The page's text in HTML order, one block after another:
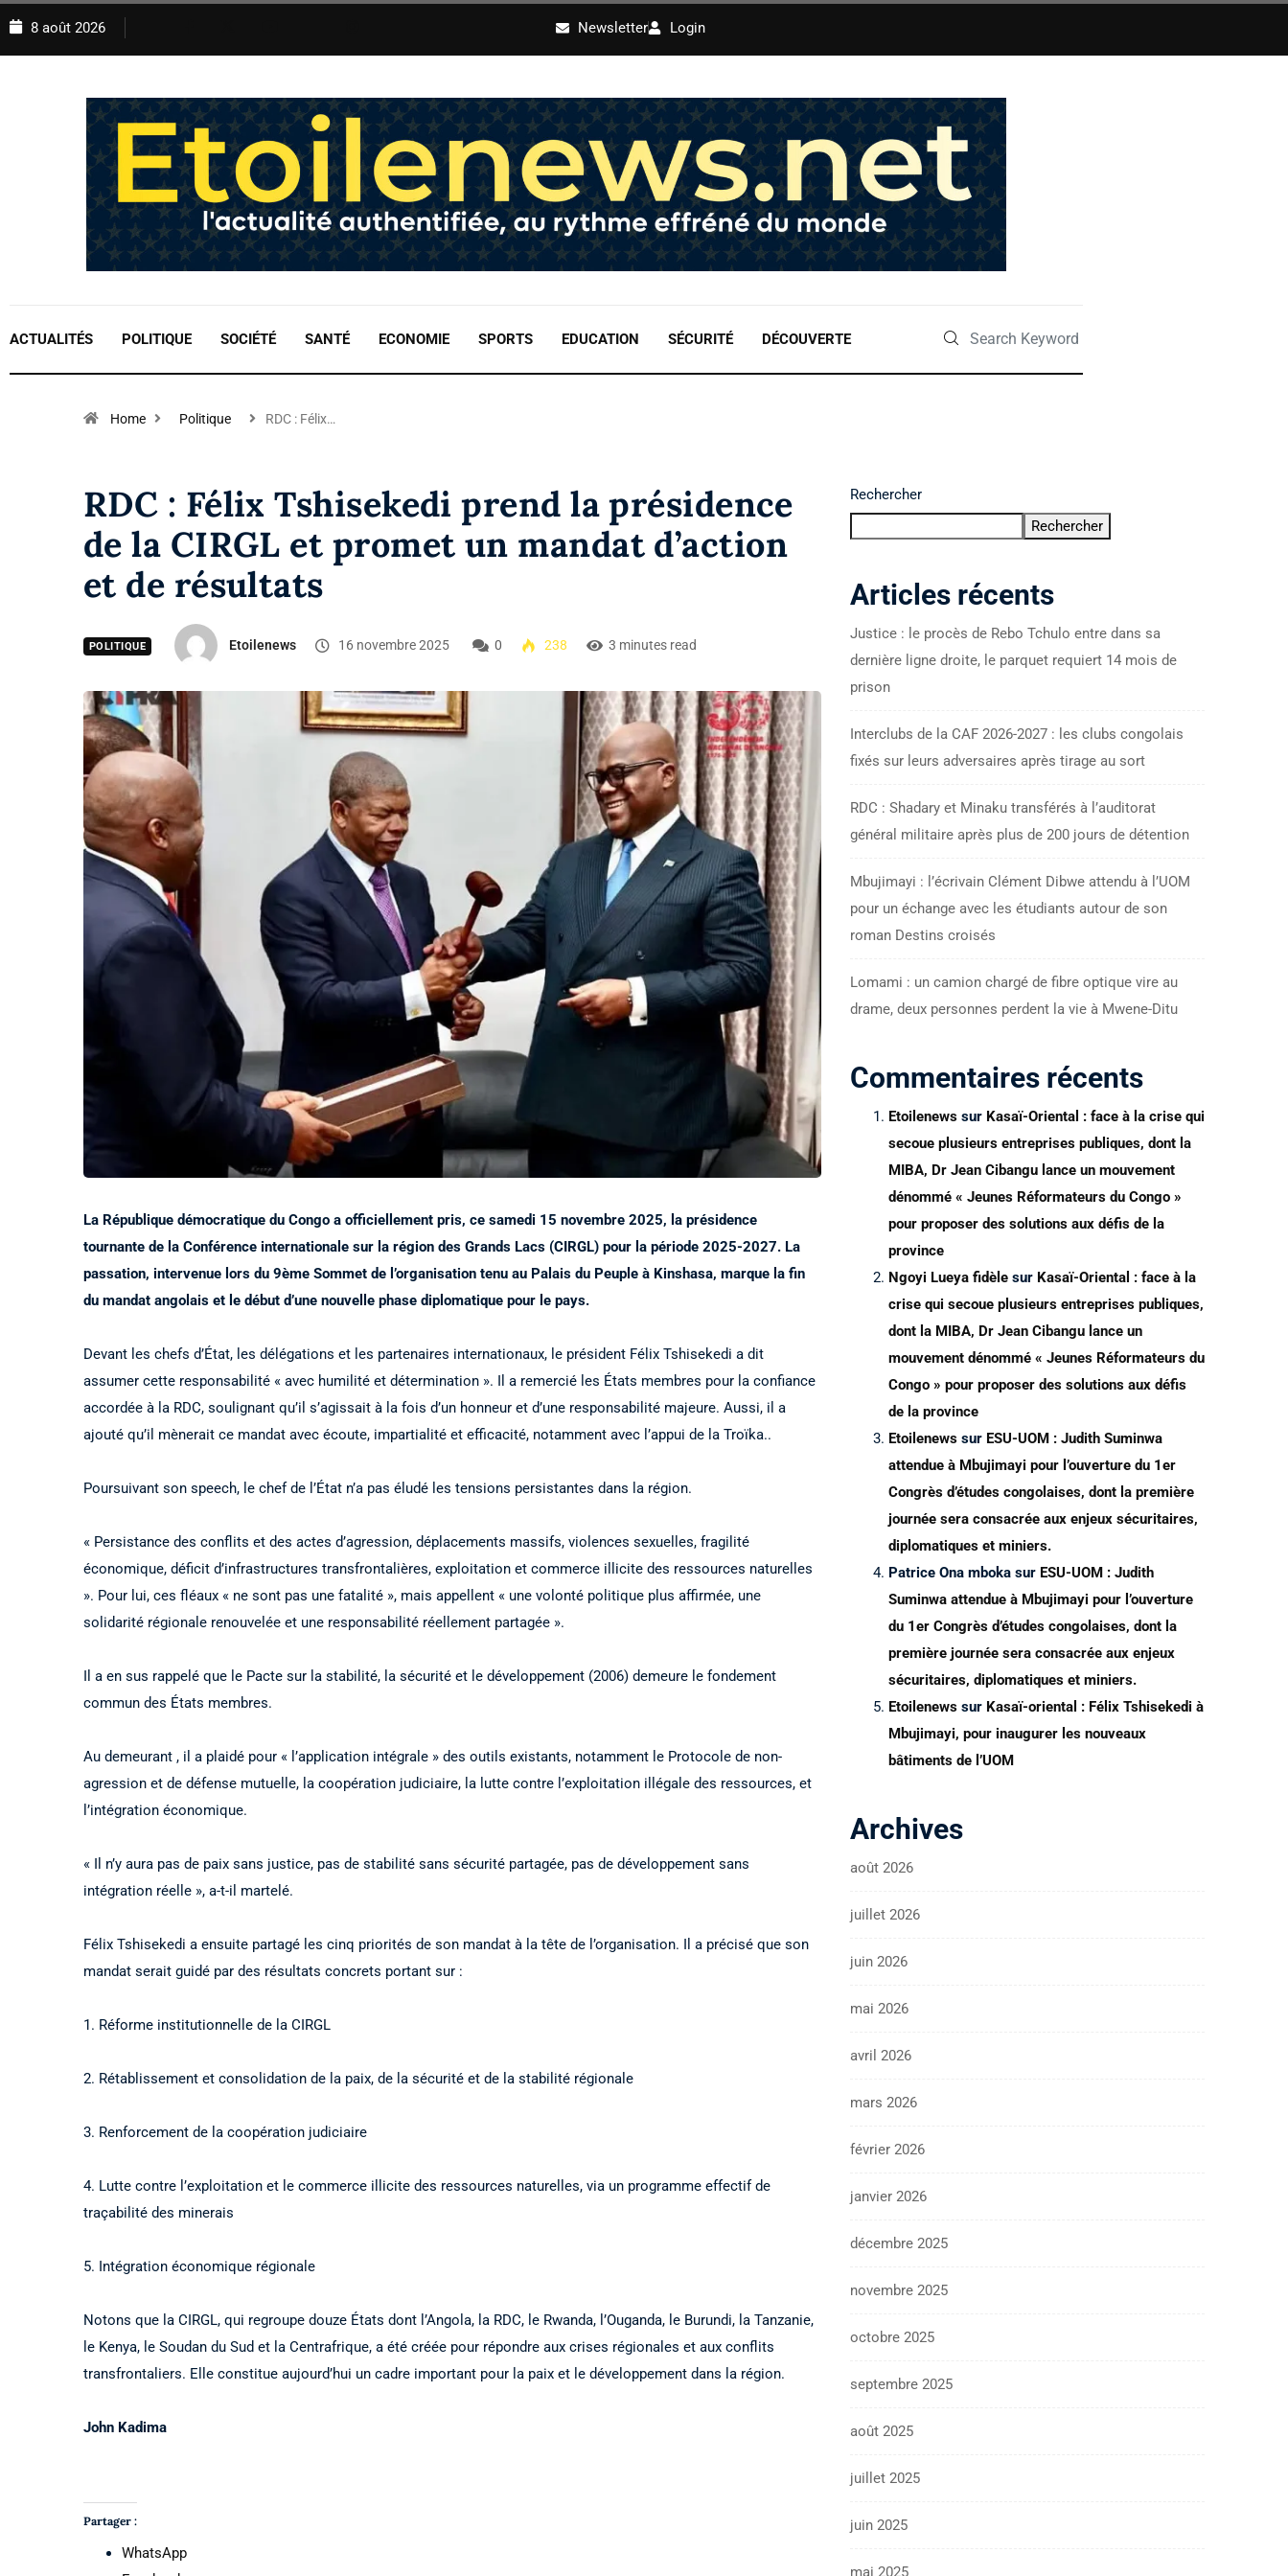
8 août 2026 Newsletter Login
ACTUALITÉS POLITIQUE SOCIÉTÉ SANTÉ ECONOMIE SPORTS EDUCATION SÉCURITÉ DÉCOUVERTE
Home Politique RDC : Félix…
RDC : Félix Tshisekedi prend la présidence
de la CIRGL et promet un mandat d’action
et de résultats
POLITIQUE Etoilenews 16 novembre 2025 0 238 3 minutes read
La République démocratique du Congo a officiellement pris, ce samedi 15 novembre 2025, la présidence
tournante de la Conférence internationale sur la région des Grands Lacs (CIRGL) pour la période 2025-2027. La
passation, intervenue lors du 9ème Sommet de l’organisation tenu au Palais du Peuple à Kinshasa, marque la fin
du mandat angolais et le début d’une nouvelle phase diplomatique pour le pays.
Devant les chefs d’État, les délégations et les partenaires internationaux, le président Félix Tshisekedi a dit
assumer cette responsabilité « avec humilité et détermination ». Il a remercié les États membres pour la confiance
accordée à la RDC, soulignant qu’il s’agissait à la fois d’un honneur et d’une responsabilité majeure. Aussi, il a
ajouté qu’il mènerait ce mandat avec écoute, impartialité et efficacité, notamment avec l’appui de la Troïka..
Poursuivant son speech, le chef de l’État n’a pas éludé les tensions persistantes dans la région.
« Persistance des conflits et des actes d’agression, déplacements massifs, violences sexuelles, fragilité
économique, déficit d’infrastructures transfrontalières, exploitation et commerce illicite des ressources naturelles
». Pour lui, ces fléaux « ne sont pas une fatalité », mais appellent « une volonté politique plus affirmée, une
solidarité régionale renouvelée et une responsabilité réellement partagée ».
Il a en sus rappelé que le Pacte sur la stabilité, la sécurité et le développement (2006) demeure le fondement
commun des États membres.
Au demeurant , il a plaidé pour « l’application intégrale » des outils existants, notamment le Protocole de non-
agression et de défense mutuelle, la coopération judiciaire, la lutte contre l’exploitation illégale des ressources, et
l’intégration économique.
« Il n’y aura pas de paix sans justice, pas de stabilité sans sécurité partagée, pas de développement sans
intégration réelle », a-t-il martelé.
Félix Tshisekedi a ensuite partagé les cinq priorités de son mandat à la tête de l’organisation. Il a précisé que son
mandat serait guidé par des résultats concrets portant sur :
1. Réforme institutionnelle de la CIRGL
2. Rétablissement et consolidation de la paix, de la sécurité et de la stabilité régionale
3. Renforcement de la coopération judiciaire
4. Lutte contre l’exploitation et le commerce illicite des ressources naturelles, via un programme effectif de
traçabilité des minerais
5. Intégration économique régionale
Notons que la CIRGL, qui regroupe douze États dont l’Angola, la RDC, le Rwanda, l’Ouganda, le Burundi, la Tanzanie,
le Kenya, le Soudan du Sud et la Centrafrique, a été créée pour répondre aux crises régionales et aux conflits
transfrontaliers. Elle constitue aujourd’hui un cadre important pour la paix et le développement dans la région.
John Kadima
Partager :
WhatsApp
Rechercher
Rechercher
Articles récents
Justice : le procès de Rebo Tchulo entre dans sa
dernière ligne droite, le parquet requiert 14 mois de
prison
Interclubs de la CAF 2026-2027 : les clubs congolais
fixés sur leurs adversaires après tirage au sort
RDC : Shadary et Minaku transférés à l’auditorat
général militaire après plus de 200 jours de détention
Mbujimayi : l’écrivain Clément Dibwe attendu à l’UOM
pour un échange avec les étudiants autour de son
roman Destins croisés
Lomami : un camion chargé de fibre optique vire au
drame, deux personnes perdent la vie à Mwene-Ditu
Commentaires récents
Etoilenews sur Kasaï-Oriental : face à la crise qui
secoue plusieurs entreprises publiques, dont la
MIBA, Dr Jean Cibangu lance un mouvement
dénommé « Jeunes Réformateurs du Congo »
pour proposer des solutions aux défis de la
province
Ngoyi Lueya fidèle sur Kasaï-Oriental : face à la
crise qui secoue plusieurs entreprises publiques,
dont la MIBA, Dr Jean Cibangu lance un
mouvement dénommé « Jeunes Réformateurs du
Congo » pour proposer des solutions aux défis
de la province
Etoilenews sur ESU-UOM : Judith Suminwa
attendue à Mbujimayi pour l’ouverture du 1er
Congrès d’études congolaises, dont la première
journée sera consacrée aux enjeux sécuritaires,
diplomatiques et miniers.
Patrice Ona mboka sur ESU-UOM : Judith
Suminwa attendue à Mbujimayi pour l’ouverture
du 1er Congrès d’études congolaises, dont la
première journée sera consacrée aux enjeux
sécuritaires, diplomatiques et miniers.
Etoilenews sur Kasaï-oriental : Félix Tshisekedi à
Mbujimayi, pour inaugurer les nouveaux
bâtiments de l’UOM
Archives
août 2026
juillet 2026
juin 2026
mai 2026
avril 2026
mars 2026
février 2026
janvier 2026
décembre 2025
novembre 2025
octobre 2025
septembre 2025
août 2025
juillet 2025
juin 2025
mai 2025